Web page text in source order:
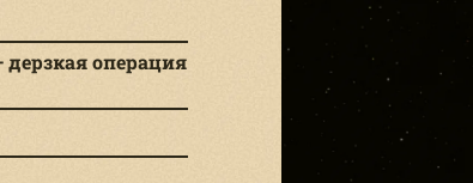
операция